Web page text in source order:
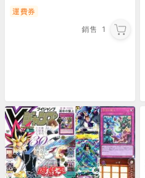
運費券
銷售 1